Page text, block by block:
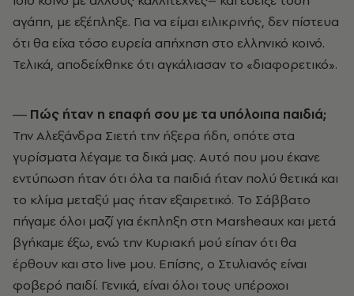
αγάπη, με εξέπληξε. Για να είμαι ειλικρινής, δεν πίστευα
ότι θα είχα τόσο ευρεία απήχηση στο ελληνικό κοινό.
Τελικά, αποδείχθηκε ότι αγκάλιασαν το «διαφορετικό».
― Πώς ήταν η επαφή σου με τα υπόλοιπα παιδιά;
Την Αλεξάνδρα Σιετή την ήξερα ήδη, οπότε στα
γυρίσματα λέγαμε τα δικά μας. Αυτό που μου έκανε
εντύπωση ήταν ότι όλα τα παιδιά ήταν πολύ θετικά και
το κλίμα μεταξύ μας ήταν εξαιρετικό. Το Σάββατο
πήγαμε όλοι μαζί για έκπληξη στη Marsheaux και μετά
βγήκαμε έξω, ενώ την Κυριακή μού είπαν ότι θα
έρθουν και στο live μου. Επίσης, ο Στυλιανός είναι
φοβερό παιδί. Γενικά, είναι όλοι τους υπέροχοι